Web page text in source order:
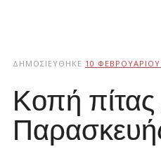
ΔΗΜΟΣΙΕΎΘΗΚΕ 10 ΦΕΒΡΟΥΑΡΊΟΥ
Κοπή πίτας